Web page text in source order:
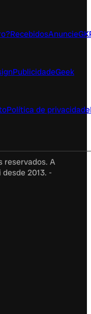
RecebidosAnuncie
PublicidadeGeek
Política de privacidade
reservados. A
2013. -